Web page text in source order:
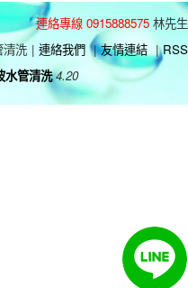
連絡專線 0915888575 林先生
清洗 | 連絡我們 | 友情連結 | RSS
水管清洗 4.20